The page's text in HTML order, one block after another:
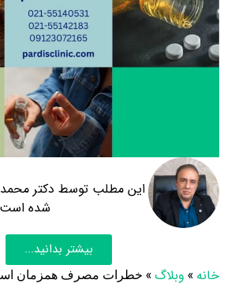
این مطلب توسط دکتر
شده
بیشتر بدانید...
خانه » وبلاگ» خطرات مصرف همزمان